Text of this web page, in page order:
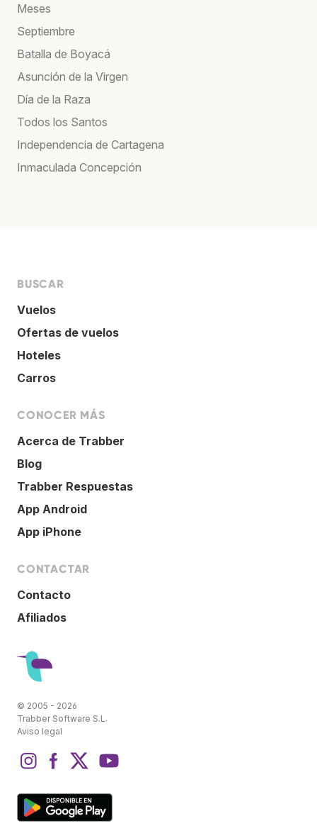
Meses
Septiembre
Batalla de Boyacá
Asunción de la Virgen
Día de la Raza
Todos los Santos
Independencia de Cartagena
Inmaculada Concepción
BUSCAR
Vuelos
Ofertas de vuelos
Hoteles
Carros
CONOCER MÁS
Acerca de Trabber
Blog
Trabber Respuestas
App Android
App iPhone
CONTACTAR
Contacto
Afiliados
© 2005 - 2026
Trabber Software S.L.
Aviso legal